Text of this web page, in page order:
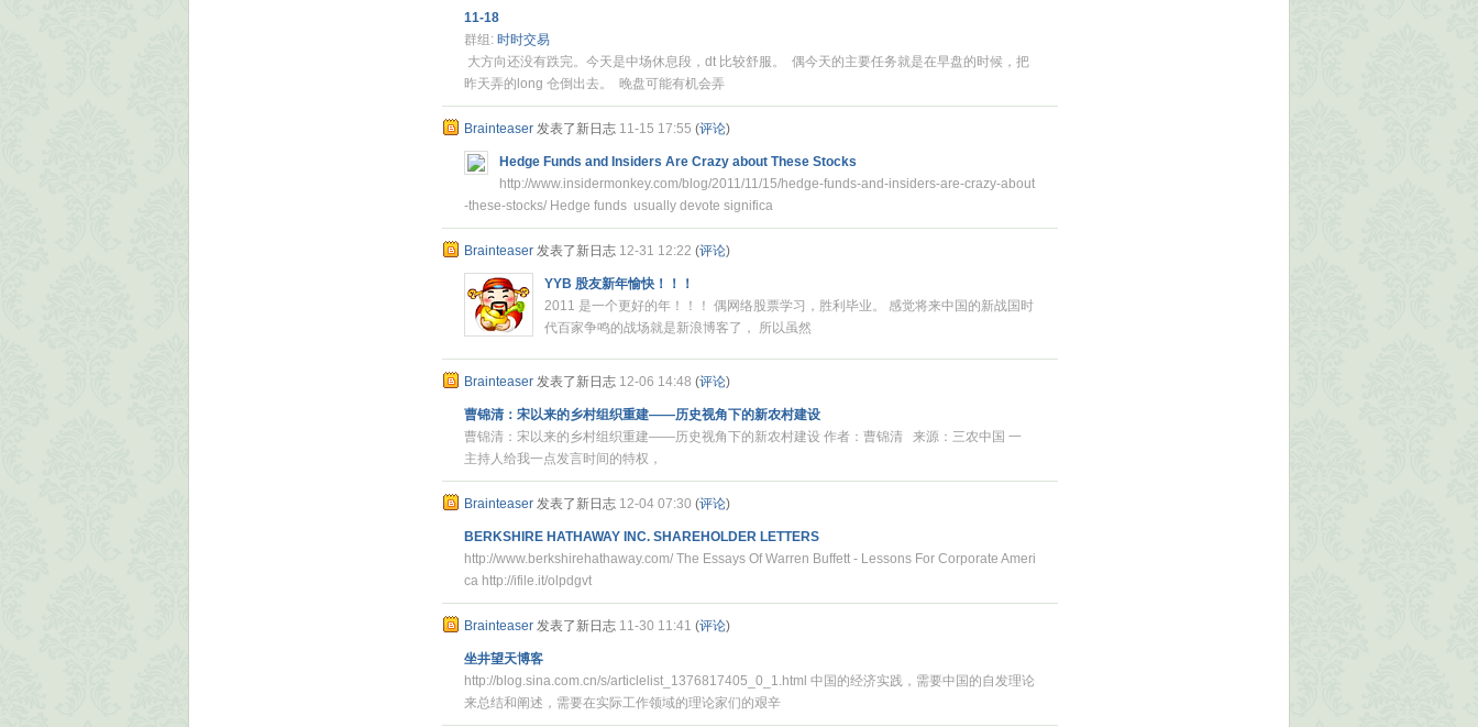
11-18
群组: 时时交易
大方向还没有跌完。今天是中场休息段，dt 比较舒服。 偶今天的主要任务就是在早盘的时候，把
昨天弄的long 仓倒出去。 晚盘可能有机会弄
Brainteaser 发表了新日志 11-15 17:55 (评论)
Hedge Funds and Insiders Are Crazy about These Stocks
http://www.insidermonkey.com/blog/2011/11/15/hedge-funds-and-insiders-are-crazy-about
-these-stocks/ Hedge funds usually devote significa
Brainteaser 发表了新日志 12-31 12:22 (评论)
YYB 股友新年愉快！！！
2011 是一个更好的年！！！ 偶网络股票学习，胜利毕业。 感觉将来中国的新战国时
代百家争鸣的战场就是新浪博客了， 所以虽然
Brainteaser 发表了新日志 12-06 14:48 (评论)
曹锦清：宋以来的乡村组织重建——历史视角下的新农村建设
曹锦清：宋以来的乡村组织重建——历史视角下的新农村建设 作者：曹锦清 来源：三农中国 一
主持人给我一点发言时间的特权，
Brainteaser 发表了新日志 12-04 07:30 (评论)
BERKSHIRE HATHAWAY INC. SHAREHOLDER LETTERS
http://www.berkshirehathaway.com/ The Essays Of Warren Buffett - Lessons For Corporate Ameri
ca http://ifile.it/olpdgvt
Brainteaser 发表了新日志 11-30 11:41 (评论)
坐井望天博客
http://blog.sina.com.cn/s/articlelist_1376817405_0_1.html 中国的经济实践，需要中国的自发理论
来总结和阐述，需要在实际工作领域的理论家们的艰辛